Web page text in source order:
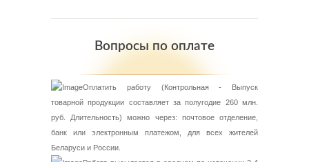
Вопросы по оплате
Оплатить работу (Контрольная - Выпуск
товарной продукции составляет за полугодие 260 млн.
руб. Длительность) можно через: почтовое отделение,
банк или электронным платежом, для всех жителей
Беларуси и России.